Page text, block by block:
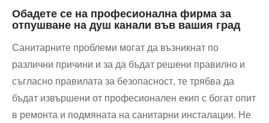
Обадете се на професионална фирма за
отпушване на душ канали във вашия град
Санитарните проблеми могат да възникнат по
различни причини и за да бъдат решени правилно и
съгласно правилата за безопасност, те трябва да
бъдат извършени от професионален екип с богат опит
в ремонта и подмяната на санитарни инсталации. Не